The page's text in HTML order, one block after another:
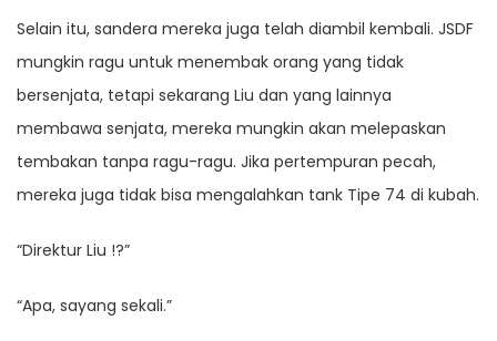
Selain itu, sandera mereka juga telah diambil kembali. JSDF
mungkin ragu untuk menembak orang yang tidak
bersenjata, tetapi sekarang Liu dan yang lainnya
membawa senjata, mereka mungkin akan melepaskan
tembakan tanpa ragu-ragu. Jika pertempuran pecah,
mereka juga tidak bisa mengalahkan tank Tipe 74 di kubah.
“Direktur Liu !?”
“Apa, sayang sekali.”